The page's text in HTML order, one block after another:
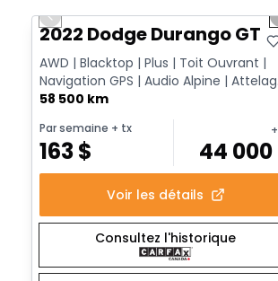
Previous slide
2022 Dodge Durango GT
AWD | Blacktop | Plus | Toit Ouvrant |
Navigation GPS | Audio Alpine |
Classe IV | 7 Passag...
58 500 km
Par semaine + tx
163$ 44 000
Voir les détails
Consultez l'historique